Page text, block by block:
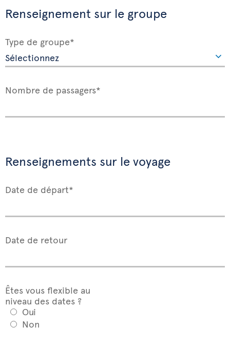
Renseignement sur le groupe
Type de groupe*
Nombre de passagers*
Renseignements sur le voyage
Date de départ*
Date de retour
Êtes vous flexible au
niveau des dates ?
Oui
Non